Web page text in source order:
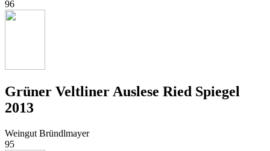
96
Grüner Veltliner Auslese Ried Spiegel
2013
Weingut Bründlmayer
95